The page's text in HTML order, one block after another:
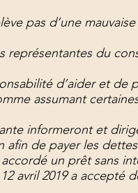
pas d’une
du
d’aider et
assumant
informeront et
de payer les
un prêt sans
avril 2019 a